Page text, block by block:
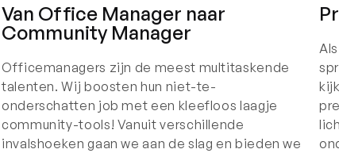
Van Office Manager naar
Community Manager
Officemanagers zijn de meest multitaskende
talenten. Wij boosten hun niet-te-
onderschatten job met een kleefloos laagje
community-tools! Vanuit verschillende
invalshoeken gaan we aan de slag en bieden we